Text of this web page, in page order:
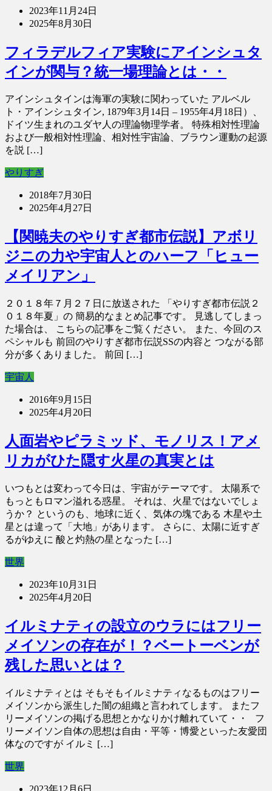
2023年11月24日
2025年8月30日
フィラデルフィア実験にアインシュタ
インが関与？統一場理論とは・・
アインシュタインは海軍の実験に関わっていた アルベル
ト・アインシュタイン, 1879年3月14日 – 1955年4月18日）、
ドイツ生まれのユダヤ人の理論物理学者。 特殊相対性理論
および一般相対性理論、相対性宇宙論、ブラウン運動の起源
を説 […]
やりすぎ
2018年7月30日
2025年4月27日
【関暁夫のやりすぎ都市伝説】アボリ
ジニの力や宇宙人とのハーフ「ヒュー
メイリアン」
２０１８年７月２７日に放送された 「やりすぎ都市伝説２
０１８年夏」の 簡易的なまとめ記事です。 見逃してしまっ
た場合は、 こちらの記事をご覧ください。 また、今回のス
ペシャルも 前回のやりすぎ都市伝説SSの内容と つながる部
分が多くありました。 前回 […]
宇宙人
2016年9月15日
2025年4月20日
人面岩やピラミッド、モノリス！アメ
リカがひた隠す火星の真実とは
いつもとは変わって今日は、宇宙がテーマです。 太陽系で
もっともロマン溢れる惑星。 それは、火星ではないでしょ
うか？ というのも、地球に近く、気体の塊である 木星や土
星とは違って「大地」があります。 さらに、太陽に近すぎ
るがゆえに 酸と灼熱の星となった […]
世界
2023年10月31日
2025年4月20日
イルミナティの設立のウラにはフリー
メイソンの存在が！？ベートーベンが
残した思いとは？
イルミナティとは そもそもイルミナティなるものはフリー
メイソンから派生した闇の組織と言われてします。 またフ
リーメイソンの掲げる思想とかなりかけ離れていて・・ フ
リーメイソン自体の思想は自由・平等・博愛といった友愛団
体なのですが イルミ […]
世界
2023年12月6日